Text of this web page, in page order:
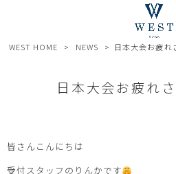
WEST HOME > NEWS > 日本大会お疲れ
日本大会お疲れ
皆さんこんにちは
受付スタッフのりんかです